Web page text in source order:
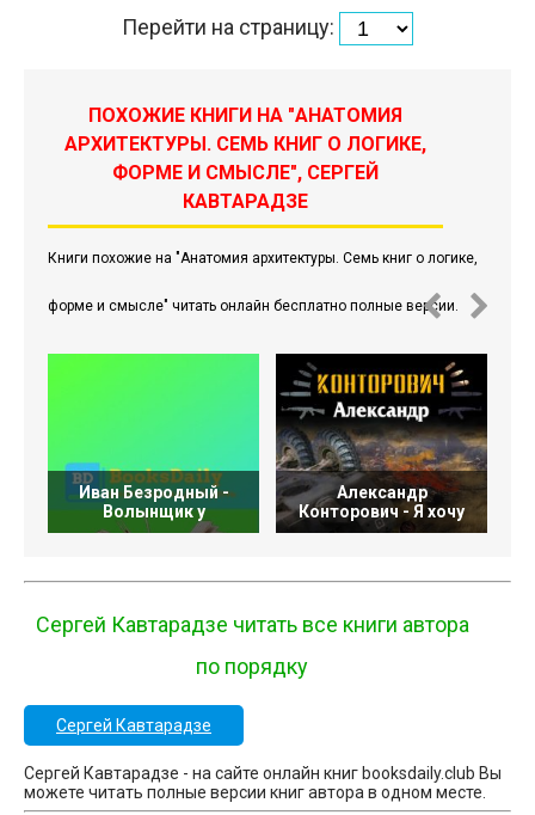
Перейти на страницу:
ПОХОЖИЕ КНИГИ НА "АНАТОМИЯ
АРХИТЕКТУРЫ. СЕМЬ КНИГ О ЛОГИКЕ,
ФОРМЕ И СМЫСЛЕ", СЕРГЕЙ
КАВТАРАДЗЕ
Книги похожие на "Анатомия архитектуры. Семь книг о логике,
форме и смысле" читать онлайн бесплатно полные версии.
Иван Безродный -
Волынщик у
Александр
Конторович - Я хочу
Сергей Кавтарадзе читать все книги автора
по порядку
Сергей Кавтарадзе
Сергей Кавтарадзе - на сайте онлайн книг booksdaily.club Вы
можете читать полные версии книг автора в одном месте.